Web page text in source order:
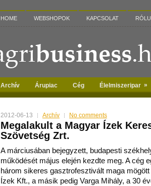
HOME WEBSHOPOK KAPCSOLAT
Archív Árupiac Cég Élelmiszeripar »
2012-06-13 Archív No comments
Megalakult a Magyar Ízek
Szövetség Zrt.
A márciusában bejegyzett, budapesti
működését május elején kezdte meg. A cég
három sikeres gasztrofesztivált maga
Ízek Kft., a másik pedig Varga Mihály, a 30